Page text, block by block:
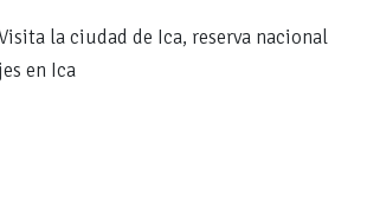
la ciudad de Ica, reserva nacional
en Ica